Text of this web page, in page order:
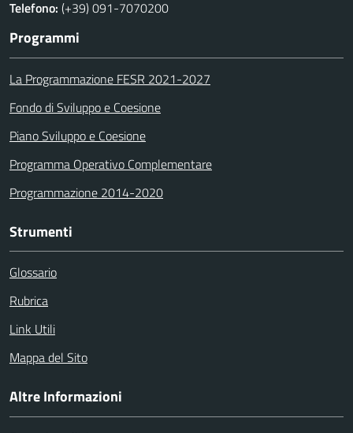
Telefono: (+39) 091-7070200
Programmi
La Programmazione FESR 2021-2027
Fondo di Sviluppo e Coesione
Piano Sviluppo e Coesione
Programma Operativo Complementare
Programmazione 2014-2020
Strumenti
Glossario
Rubrica
Link Utili
Mappa del Sito
Altre Informazioni